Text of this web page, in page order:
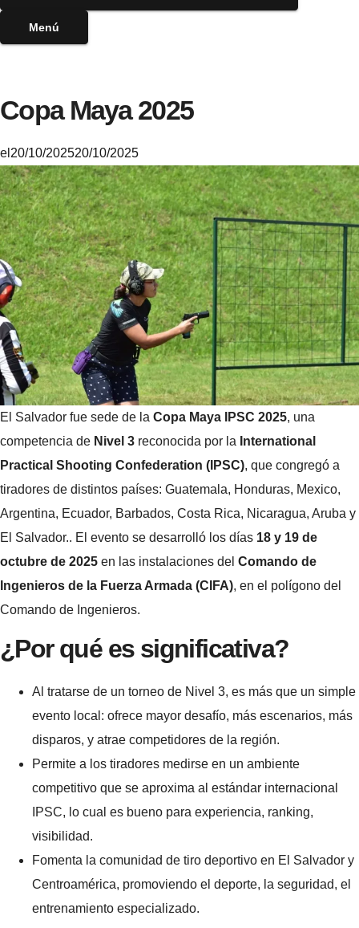
Menú
Copa Maya 2025
M
i
k
e
el 20/10/202520/10/2025
El Salvador fue sede de la Copa Maya IPSC 2025, una
competencia de Nivel 3 reconocida por la International
Practical Shooting Confederation (IPSC), que congregó a
tiradores de distintos países: Guatemala, Honduras, Mexico,
Argentina, Ecuador, Barbados, Costa Rica, Nicaragua, Aruba y
El Salvador.. El evento se desarrolló los días 18 y 19 de
octubre de 2025 en las instalaciones del Comando de
Ingenieros de la Fuerza Armada (CIFA), en el polígono del
Comando de Ingenieros.
¿Por qué es significativa?
Al tratarse de un torneo de Nivel 3, es más que un simple
evento local: ofrece mayor desafío, más escenarios, más
disparos, y atrae competidores de la región.
Permite a los tiradores medirse en un ambiente
competitivo que se aproxima al estándar internacional
IPSC, lo cual es bueno para experiencia, ranking,
visibilidad.
Fomenta la comunidad de tiro deportivo en El Salvador y
Centroamérica, promoviendo el deporte, la seguridad, el
entrenamiento especializado.